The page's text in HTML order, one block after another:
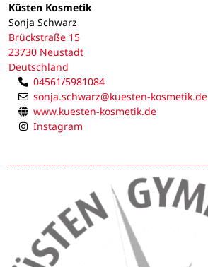
Küsten Kosmetik
Sonja Schwarz
Brückstraße 15
23730 Neustadt
Deutschland
04561/5981084
sonja.schwarz@kuesten-kosmetik.de
www.kuesten-kosmetik.de
Instagram